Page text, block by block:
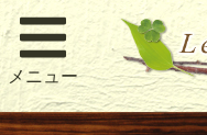
メニュー